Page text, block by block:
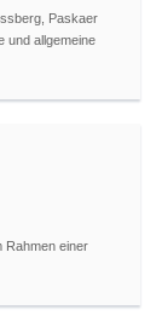
Paskaer
und allgemeine
Rahmen einer